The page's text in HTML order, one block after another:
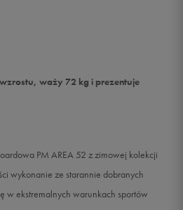
waży 72 kg i prezentuje
PM AREA 52 z zimowej kolekcji
wykonanie ze starannie dobranych
w ekstremalnych warunkach sportów